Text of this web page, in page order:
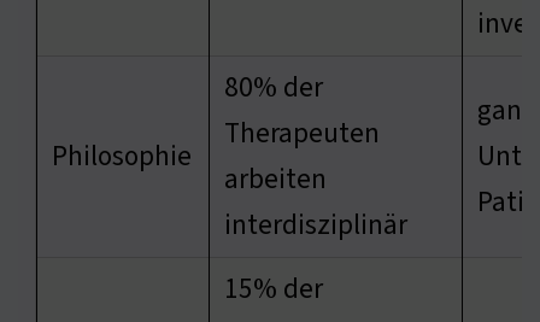
Philosophie
80% der
Therapeuten
arbeiten
interdisziplinär
15% der